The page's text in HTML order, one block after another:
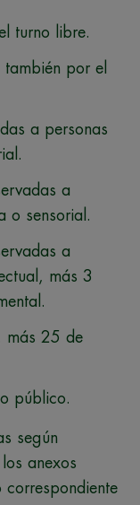
turno libre.
por el
a personas
a
o sensorial.
a
más 3
más 25 de
público.
según
anexos
correspondiente